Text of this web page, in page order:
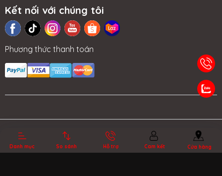
QUYỀN
HÀNH
Kết nối với chúng tôi
Phương thức thanh toán
Bản quyền thuộc về MSIVIETNAM.vn. Cung cấp bởi Sapo.
Danh mục So sánh Hỗ trợ Cam kết Cửa hàng